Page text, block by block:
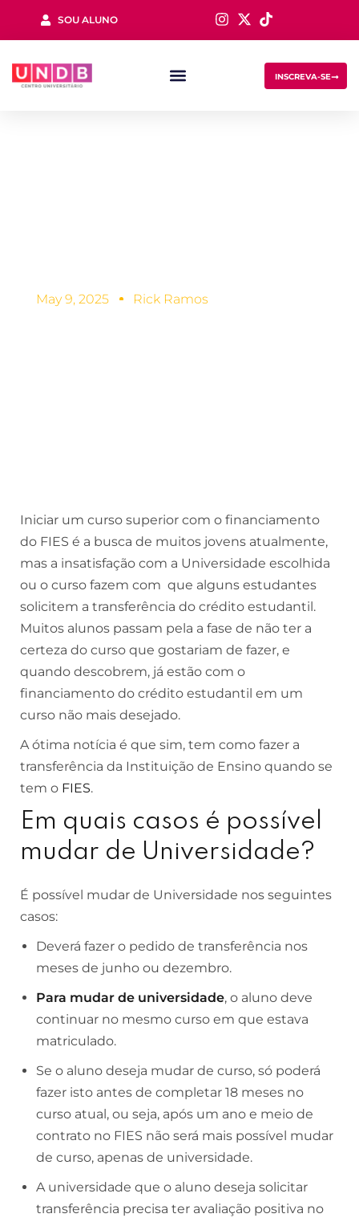
SOU ALUNO
INSCREVA-SE
May 9, 2025 Rick Ramos
Iniciar um curso superior com o financiamento
do FIES é a busca de muitos jovens atualmente,
mas a insatisfação com a Universidade escolhida
ou o curso fazem com que alguns estudantes
solicitem a transferência do crédito estudantil.
Muitos alunos passam pela a fase de não ter a
certeza do curso que gostariam de fazer, e
quando descobrem, já estão com o
financiamento do crédito estudantil em um
curso não mais desejado.
A ótima notícia é que sim, tem como fazer a
transferência da Instituição de Ensino quando se
tem o FIES.
Em quais casos é possível
mudar de Universidade?
É possível mudar de Universidade nos seguintes
casos:
Deverá fazer o pedido de transferência nos
meses de junho ou dezembro.
Para mudar de universidade, o aluno deve
continuar no mesmo curso em que estava
matriculado.
Se o aluno deseja mudar de curso, só poderá
fazer isto antes de completar 18 meses no
curso atual, ou seja, após um ano e meio de
contrato no FIES não será mais possível mudar
de curso, apenas de universidade.
A universidade que o aluno deseja solicitar
transferência precisa ter avaliação positiva no